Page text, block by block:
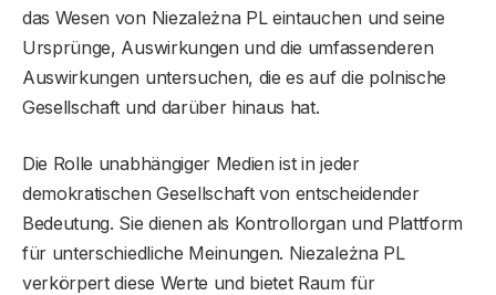
das Wesen von Niezależna PL eintauchen und seine
Ursprünge, Auswirkungen und die umfassenderen
Auswirkungen untersuchen, die es auf die polnische
Gesellschaft und darüber hinaus hat.
Die Rolle unabhängiger Medien ist in jeder
demokratischen Gesellschaft von entscheidender
Bedeutung. Sie dienen als Kontrollorgan und Plattform
für unterschiedliche Meinungen. Niezależna PL
verkörpert diese Werte und bietet Raum für